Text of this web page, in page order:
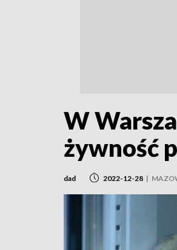
W
żywność
dad 2022-12-28 |